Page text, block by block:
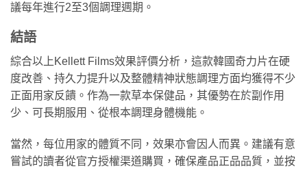
議每年進行2至3個調理週期。
結語
綜合以上Kellett Films效果評價分析，這款韓國奇力片在硬
度改善、持久力提升以及整體精神狀態調理方面均獲得不少
正面用家反饋。作為一款草本保健品，其優勢在於副作用
少、可長期服用、從根本調理身體機能。
當然，每位用家的體質不同，效果亦會因人而異。建議有意
嘗試的讀者從官方授權渠道購買，確保產品正品品質，並按